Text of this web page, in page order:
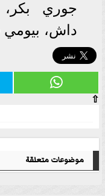
جوري
داش، بيومي
⇧
موضوعات متعلقة